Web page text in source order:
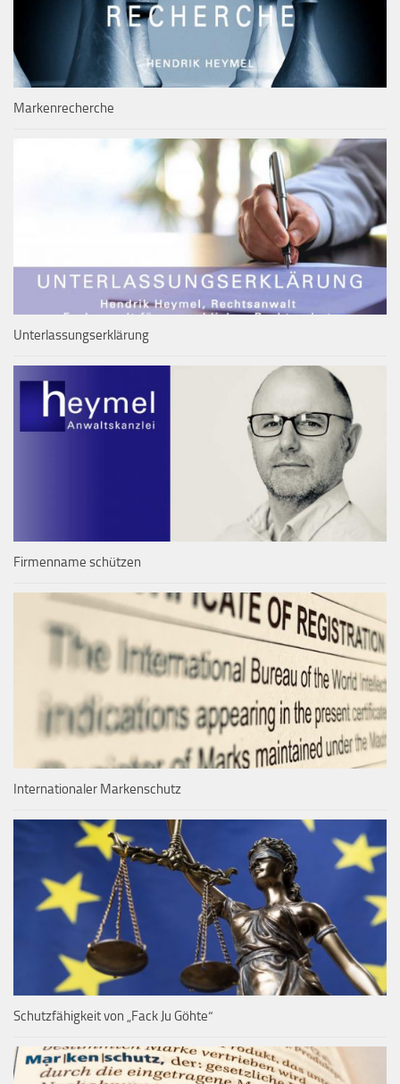
Markenrecherche
Unterlassungserklärung
Firmenname schützen
Internationaler Markenschutz
Schutzfähigkeit von „Fack Ju Göhte“